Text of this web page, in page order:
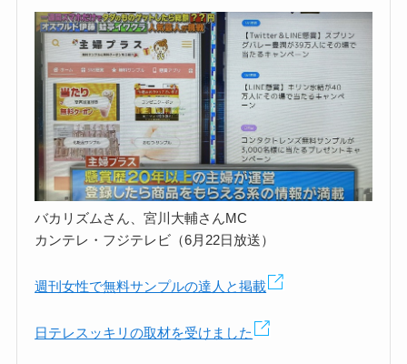
バカリズムさん、宮川大輔さんMC
カンテレ・フジテレビ（6月22日放送）
週刊女性で無料サンプルの達人と掲載
日テレスッキリの取材を受けました